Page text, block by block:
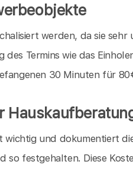
werden, da sie sehr
Termins wie das
30 Minuten für
wichtig und dokumentiert
festgehalten. Diese